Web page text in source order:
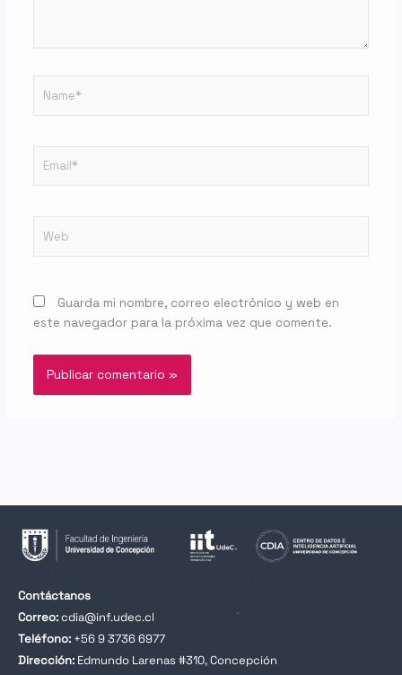
Guarda mi nombre, correo electrónico y web en
este navegador para la próxima vez que comente.
Contáctanos
Correo:cdia@inf.udec.cl
Teléfono: +56 9 3736 6977
Dirección: Edmundo Larenas #310, Concepción